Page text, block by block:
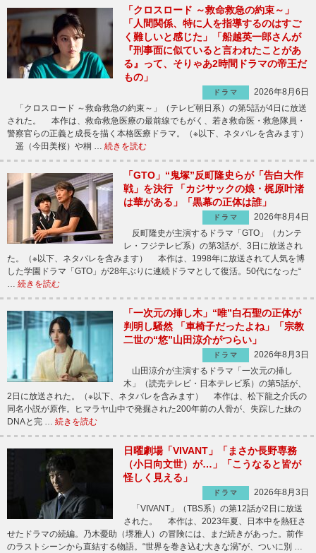
「クロスロード ～救命救急の約束～」
「人間関係、特に人を指導するのはすご
く難しいと感じた」「船越英一郎さんが
『刑事面に似ていると言われたことがあ
る』って、そりゃあ2時間ドラマの帝王だ
もの」
ドラマ
2026年8月6日
「クロスロード ～救命救急の約束～」（テレビ朝日系）の第5話が4日に放送
された。 本作は、救命救急医療の最前線でもがく、若き救命医・救急隊員・
警察官らの正義と成長を描く本格医療ドラマ。（※以下、ネタバレを含みます）
遥（今田美桜）や桐 … 続きを読む
「GTO」“鬼塚”反町隆史らが「告白大作
戦」を決行 「カジサックの娘・梶原叶渚
は華がある」「黒幕の正体は誰」
ドラマ
2026年8月4日
反町隆史が主演するドラマ「GTO」（カンテ
レ・フジテレビ系）の第3話が、3日に放送され
た。（※以下、ネタバレを含みます） 本作は、1998年に放送されて人気を博
した学園ドラマ「GTO」が28年ぶりに連続ドラマとして復活。50代になった“
続きを読む
「一次元の挿し木」“唯”白石聖の正体が
判明し騒然 「車椅子だったよね」「宗教
二世の“悠”山田涼介がつらい」
ドラマ
2026年8月3日
山田涼介が主演するドラマ「一次元の挿し
木」（読売テレビ・日本テレビ系）の第5話が、
2日に放送された。（※以下、ネタバレを含みます） 本作は、松下龍之介氏の
同名小説が原作。ヒマラヤ山中で発掘された200年前の人骨が、失踪した妹の
DNAと完 … 続きを読む
日曜劇場「VIVANT」「まさか長野専務
（小日向文世）が…」「こうなると皆が
怪しく見える」
ドラマ
2026年8月3日
「VIVANT」（TBS系）の第12話が2日に放送
された。 本作は、2023年夏、日本中を熱狂さ
せたドラマの続編。乃木憂助（堺雅人）の冒険には、まだ続きがあった。前作
のラストシーンから直結する物語。“世界を巻き込む大きな渦”が、ついに別 …